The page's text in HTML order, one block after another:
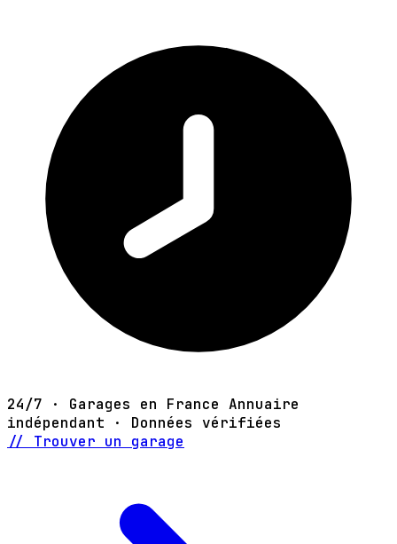
24/7 · Garages en France Annuaire
indépendant · Données vérifiées
// Trouver un garage